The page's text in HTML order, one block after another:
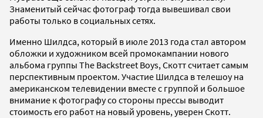
Знаменитый сейчас фотограф тогда вывешивал свои
работы только в социальных сетях.
Именно Шилдса, который в июле 2013 года стал автором
обложки и художником всей промокампании нового
альбома группы The Backstreet Boys, Скотт считает самым
перспективным проектом. Участие Шилдса в телешоу на
американском телевидении вместе с группой и большое
внимание к фотографу со стороны прессы выводит
стоимость его работ на новый уровень, уверен Скотт.